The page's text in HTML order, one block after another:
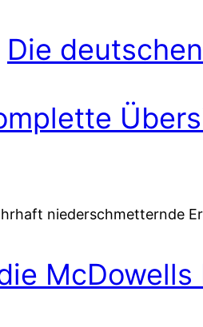
Die
niederschmetternde